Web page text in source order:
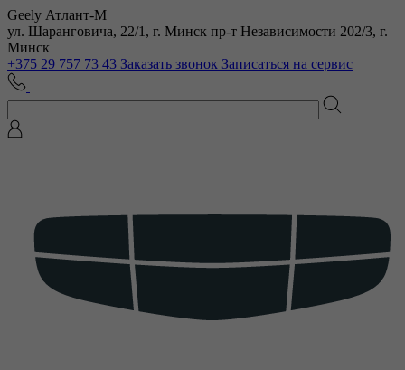
Geely Атлант-М
ул. Шаранговича, 22/1, г. Минск пр-т Независимости 202/3, г.
Минск
+375 29 757 73 43 Заказать звонок Записаться на сервис